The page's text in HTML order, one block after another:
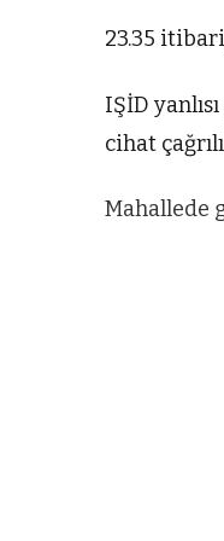
23.35
IŞİD
cihat
Mahallede